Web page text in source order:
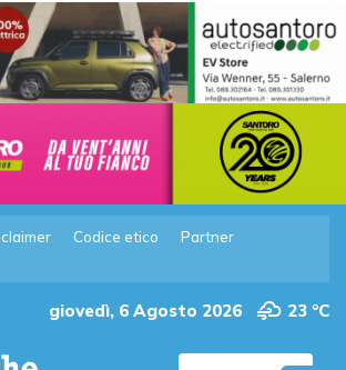
Codice etico
Partner
giovedì, 6 Agosto 2026 23 °C